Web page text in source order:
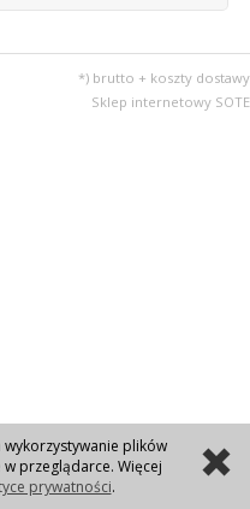
*) brutto + koszty dostawy
Sklep internetowy SOTE
plików
przeglądarce. Więcej
prywatności.